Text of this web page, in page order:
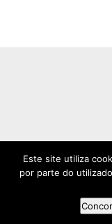
Copyright
Este site utiliza
por parte do